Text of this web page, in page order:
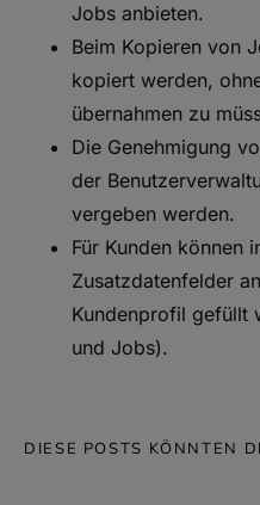
Jobs anbieten.
Beim Kopieren von
kopiert werden,
übernahmen zu
Die Genehmigung
der
vergeben werden.
Für Kunden können
Zusatzdatenfelder
Kundenprofil gefüllt
und Jobs).
DIESE POSTS KÖNNTEN